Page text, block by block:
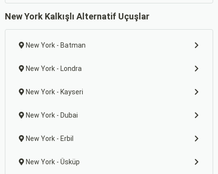
New York Kalkışlı Alternatif Uçuşlar
New York - Batman
New York - Londra
New York - Kayseri
New York - Dubai
New York - Erbil
New York - Üsküp